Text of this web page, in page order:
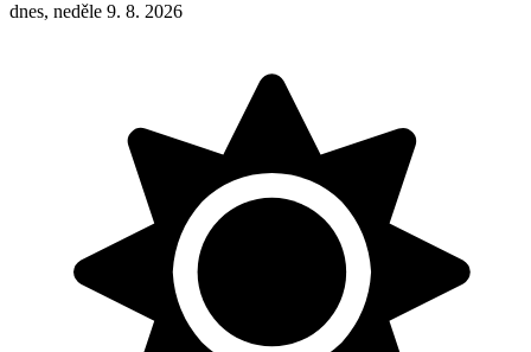
dnes, neděle 9. 8. 2026